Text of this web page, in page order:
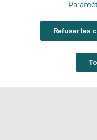
Refuser les